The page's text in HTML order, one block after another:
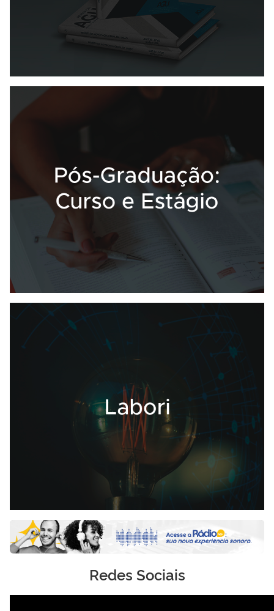
Redes Sociais